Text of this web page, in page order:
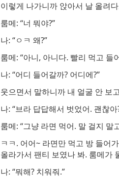
이렇게 나가니까 앉아서 날 올려
룸메: “너 뭐야?”
나: “ㅇㅋ 왜?”
룸메: “아니, 아니다. 빨리 먹고 들
나: “어디 들어갈까? 어디에?”
웃으면서 말하니까 내 얼굴 안 보
나: “브라 답답해서 벗었어. 괜찮아
룸메: “그냥 라면 먹어. 말 걸지 말
ㅋㅋ. 어어~ 라면만 먹고 방 들어
올라가서 팬티 보였나 봐. 룸메가
나: “뭐해? 치워줘.”